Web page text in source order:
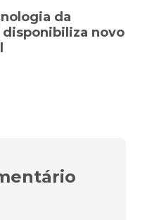
da
novo